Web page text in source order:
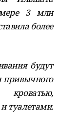
3 млн
более
будут
привычного
туалетами.